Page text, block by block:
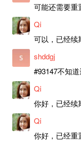
可能还需要重
Qi
可以，已经续
shddgj
#93147不知
Qi
你好，已经续
Qi
你好，已经重